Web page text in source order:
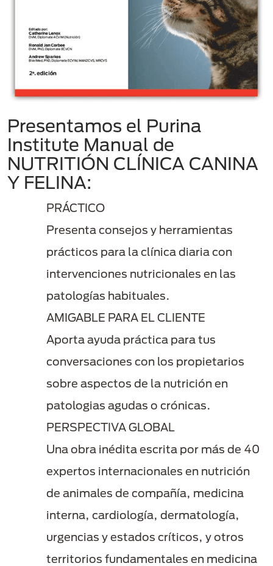
Presentamos el Purina
Institute Manual de
NUTRITIÓN CLÍNICA CANINA
Y FELINA:
PRÁCTICO
Presenta consejos y herramientas
prácticos para la clínica diaria con
intervenciones nutricionales en las
patologías habituales.​
AMIGABLE PARA EL CLIENTE
Aporta ayuda práctica para tus
conversaciones con los propietarios
sobre aspectos de la nutrición en
patologias agudas o crónicas.​
PERSPECTIVA GLOBAL
Una obra inédita escrita por más de 40
expertos internacionales en nutrición
de animales de compañía, medicina
interna, cardiología, dermatología,
urgencias y estados críticos, y otros
territorios fundamentales en medicina